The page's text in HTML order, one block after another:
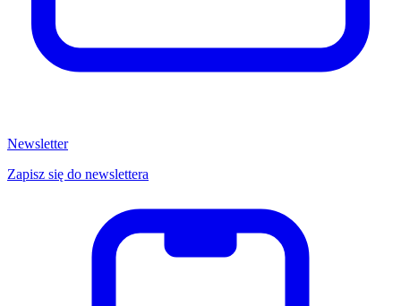
Newsletter
Zapisz się do newslettera